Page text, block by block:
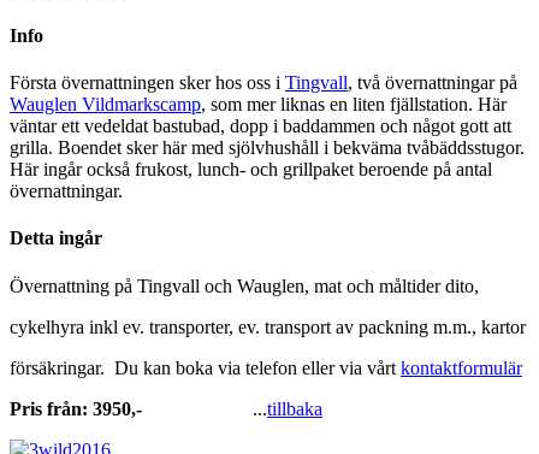
Info
Första övernattningen sker hos oss i Tingvall, två övernattningar på
Wauglen Vildmarkscamp, som mer liknas en liten fjällstation. Här
väntar ett vedeldat bastubad, dopp i baddammen och något gott att
grilla. Boendet sker här med sjölvhushåll i bekväma tvåbäddsstugor.
Här ingår också frukost, lunch- och grillpaket beroende på antal
övernattningar.
Detta ingår
Övernattning på Tingvall och Wauglen, mat och måltider dito,
cykelhyra inkl ev. transporter, ev. transport av packning m.m., kartor
försäkringar. Du kan boka via telefon eller via vårt kontaktformulär
Pris från: 3950,-
...tillbaka